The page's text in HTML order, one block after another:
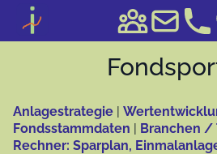
Anlagestrategie |
Fondsstammdaten | Branchen /
Rechner: Sparplan,